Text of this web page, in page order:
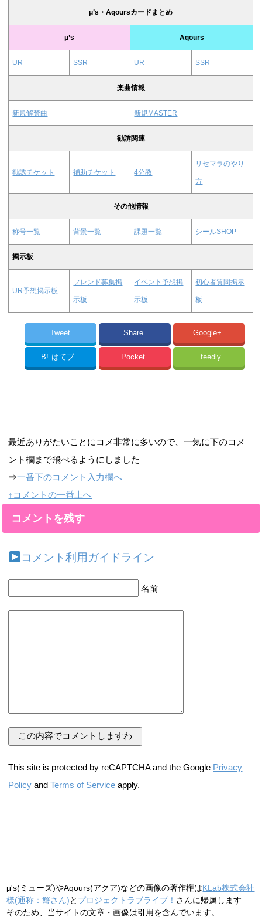
μ’s・Aqoursカードまとめ
μ’s Aqours
UR SSR UR SSR
楽曲情報
新規解禁曲 新規MASTER
勧誘関連
勧誘チケット 補助チケット 4分教
リセマラのやり
方
その他情報
称号一覧 背景一覧 課題一覧 シールSHOP
掲示板
UR予想掲示板
フレンド募集掲
示板
イベント予想掲
示板
初心者質問掲示
板
Tweet Share Google+
B! はてブ Pocket feedly
最近ありがたいことにコメ非常に多いので、一気に下のコメ
ント欄まで飛べるようにしました
⇒一番下のコメント入力欄へ
↑コメントの一番上へ
コメントを残す
コメント利用ガイドライン
名前
This site is protected by reCAPTCHA and the Google Privacy
Policy andTerms of Service apply.
μ's(ミューズ)やAqours(アクア)などの画像の著作権はKLab株式会社
様(通称：蟹さん)と プロジェクトラブライブ！ さんに帰属します
そのため、当サイトの文章・画像は引用を含んでいます。